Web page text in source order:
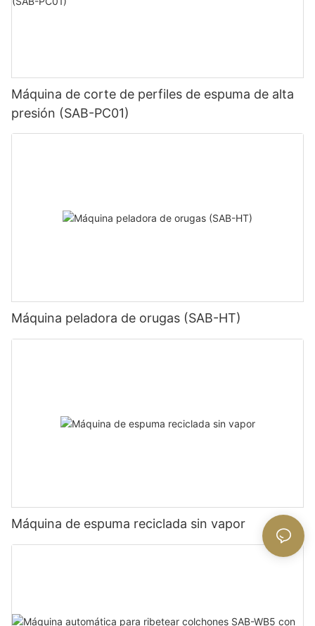
Máquina de corte de perfiles de espuma de alta
presión (SAB-PC01)
Máquina peladora de orugas (SAB-HT)
Máquina de espuma reciclada sin vapor